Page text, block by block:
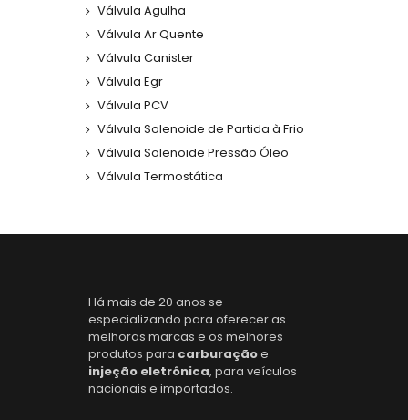
Válvula Agulha
Válvula Ar Quente
Válvula Canister
Válvula Egr
Válvula PCV
Válvula Solenoide de Partida à Frio
Válvula Solenoide Pressão Óleo
Válvula Termostática
Há mais de 20 anos se
especializando para oferecer as
melhoras marcas e os melhores
produtos para carburaçãoe
injeção eletrônica, para veículos
nacionais e importados.